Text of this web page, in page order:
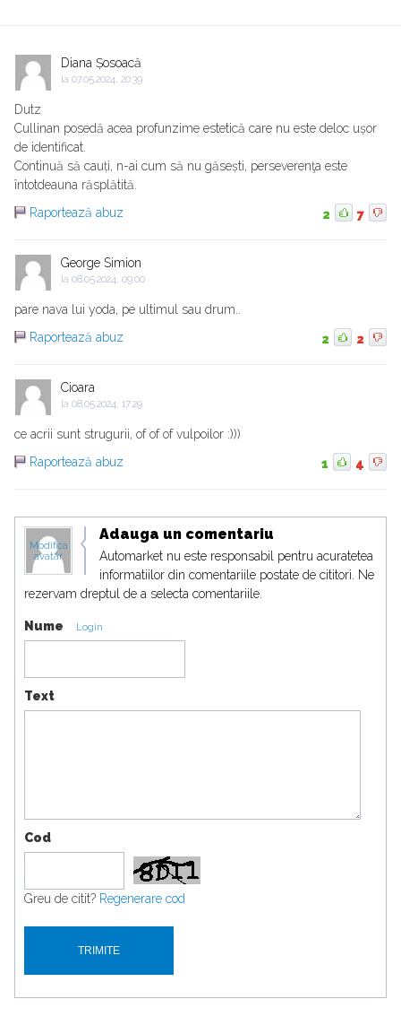
Diana Șosoacă
la 07.05.2024, 20:39
Dutz
Cullinan posedă acea profunzime estetică care nu este deloc ușor
de identificat.
Continuă să cauți, n-ai cum să nu găsești, perseverenţa este
întotdeauna răsplătită.
Raportează abuz
2 7
George Simion
la 08.05.2024, 09:00
pare nava lui yoda, pe ultimul sau drum..
Raportează abuz
2 2
Cioara
la 08.05.2024, 17:29
ce acrii sunt strugurii, of of of vulpoilor :)))
Raportează abuz
1 4
Modifica
avatar
Adauga un comentariu
Automarket nu este responsabil pentru acuratetea
informatiilor din comentariile postate de cititori. Ne
rezervam dreptul de a selecta comentariile.
Nume Login
Text
Cod
Greu de citit? Regenerare cod